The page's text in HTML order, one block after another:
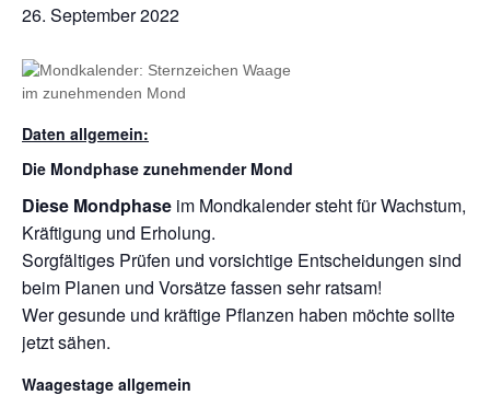
26. September 2022
Daten allgemein:
Die Mondphase zunehmender Mond
Diese Mondphase im Mondkalender steht für Wachstum,
Kräftigung und Erholung.
Sorgfältiges Prüfen und vorsichtige Entscheidungen sind
beim Planen und Vorsätze fassen sehr ratsam!
Wer gesunde und kräftige Pflanzen haben möchte sollte
jetzt sähen.
Waagestage allgemein